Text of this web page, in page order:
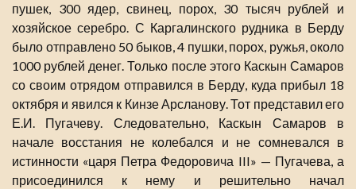
пушек, 300 ядер, свинец, порох, 30 тысяч рублей и
хозяйское серебро. С Каргалинского рудника в Берду
было отправлено 50 быков, 4 пушки, порох, ружья, около
1000 рублей денег. Только после этого Каскын Самаров
со своим отрядом отправился в Берду, куда прибыл 18
октября и явился к Кинзе Арсланову. Тот представил его
Е.И. Пугачеву. Следовательно, Каскын Самаров в
начале восстания не колебался и не сомневался в
истинности «царя Петра Федоровича III» — Пугачева, а
присоединился к нему и решительно начал